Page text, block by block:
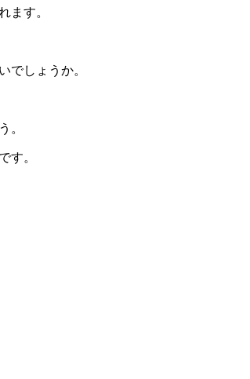
ます。
でしょうか。
。
す。